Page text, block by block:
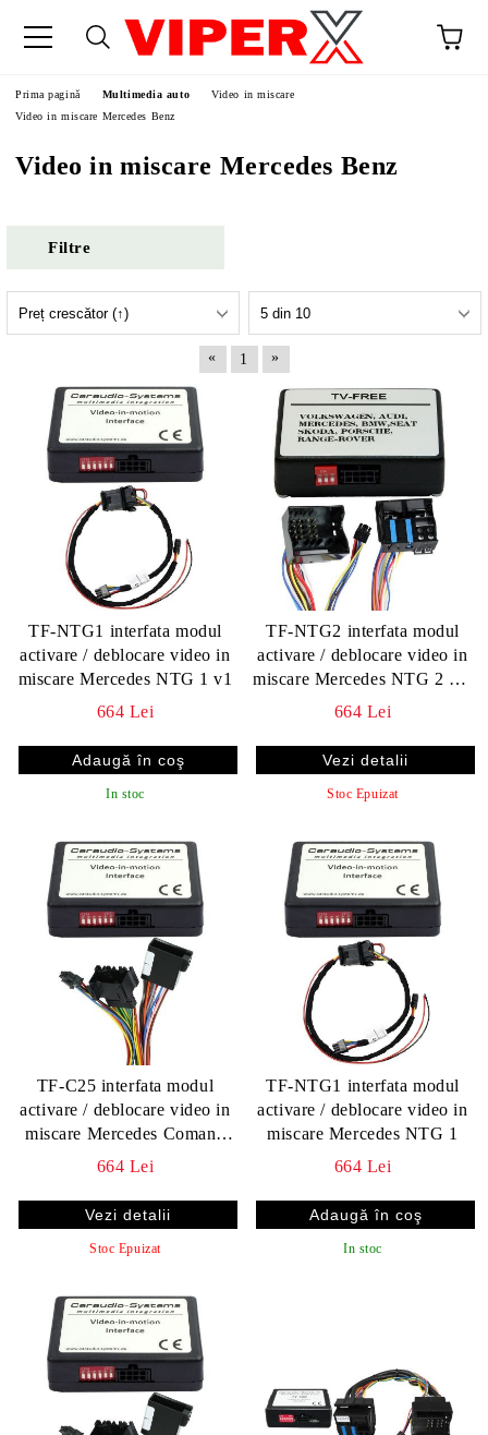
Prima pagină Multimedia auto
Video in miscare
Video in miscare Mercedes Benz
Video in miscare Mercedes Benz
Filtre
« 1 »
TF-NTG1 interfata modul
activare / deblocare video in
miscare Mercedes NTG 1 v1
664 Lei
In stoc
TF-NTG2 interfata modul
activare / deblocare video in
miscare Mercedes NTG 2 2.5
4 4.5
664 Lei
Vezi detalii
Stoc Epuizat
TF-C25 interfata modul
activare / deblocare video in
miscare Mercedes Comand
2.5
664 Lei
Vezi detalii
Stoc Epuizat
TF-NTG1 interfata modul
activare / deblocare video in
miscare Mercedes NTG 1
664 Lei
In stoc